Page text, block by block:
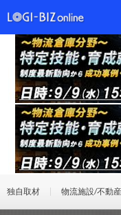
独自取材 物流施設/不動産